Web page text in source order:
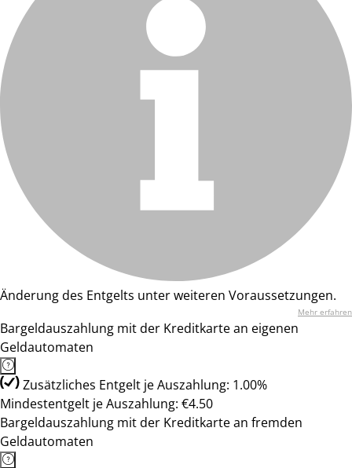
Änderung des Entgelts unter weiteren Voraussetzungen.
Mehr erfahren
Bargeldauszahlung mit der Kreditkarte an eigenen
Geldautomaten
Zusätzliches Entgelt je Auszahlung: 1.00%
Mindestentgelt je Auszahlung: €4.50
Bargeldauszahlung mit der Kreditkarte an fremden
Geldautomaten